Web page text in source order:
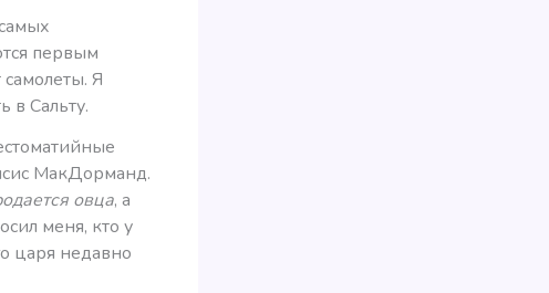
первым
Я
в Сальту.
МакДорманд.
овца, а
меня, кто у
царя недавно